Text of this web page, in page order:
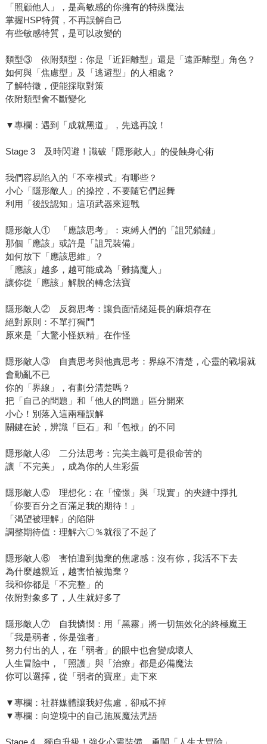
「照顧他人」，是高敏感的你擁有的特殊魔法
掌握HSP特質，不再誤解自己
有些敏感特質，是可以改變的
類型③ 依附類型：你是「近距離型」還是「遠距離型」角色？
如何與「焦慮型」及「逃避型」的人相處？
了解特徵，便能採取對策
依附類型會不斷變化
▼專欄：遇到「成就黑道」，先逃再說！
Stage 3 及時閃避！識破「隱形敵人」的侵蝕身心術
我們容易陷入的「不幸模式」有哪些？
小心「隱形敵人」的操控，不要隨它們起舞
利用「後設認知」這項武器來迎戰
隱形敵人① 「應該思考」：束縛人們的「詛咒鎖鏈」
那個「應該」或許是「詛咒裝備」
如何放下「應該思維」？
「應該」越多，越可能成為「難搞魔人」
讓你從「應該」解脫的轉念法寶
隱形敵人② 反芻思考：讓負面情緒延長的麻煩存在
絕對原則：不單打獨鬥
原來是「大驚小怪妖精」在作怪
隱形敵人③ 自責思考與他責思考：界線不清楚，心靈的戰場就
會動亂不已
你的「界線」，有劃分清楚嗎？
把「自己的問題」和「他人的問題」區分開來
小心！別落入這兩種誤解
關鍵在於，辨識「巨石」和「包袱」的不同
隱形敵人④ 二分法思考：完美主義可是很命苦的
讓「不完美」，成為你的人生彩蛋
隱形敵人⑤ 理想化：在「憧憬」與「現實」的夾縫中掙扎
「你要百分之百滿足我的期待！」
「渴望被理解」的陷阱
調整期待值：理解六〇％就很了不起了
隱形敵人⑥ 害怕遭到拋棄的焦慮感：沒有你，我活不下去
為什麼越親近，越害怕被拋棄？
我和你都是「不完整」的
依附對象多了，人生就好多了
隱形敵人⑦ 自我憐憫：用「黑霧」將一切無效化的終極魔王
「我是弱者，你是強者」
努力付出的人，在「弱者」的眼中也會變成壞人
人生冒險中，「照護」與「治療」都是必備魔法
你可以選擇，從「弱者的寶座」走下來
▼專欄：社群媒體讓我好焦慮，卻戒不掉
▼專欄：向逆境中的自己施展魔法咒語
Stage 4 獨自升級！強化心靈裝備，勇闖「人生大冒險」